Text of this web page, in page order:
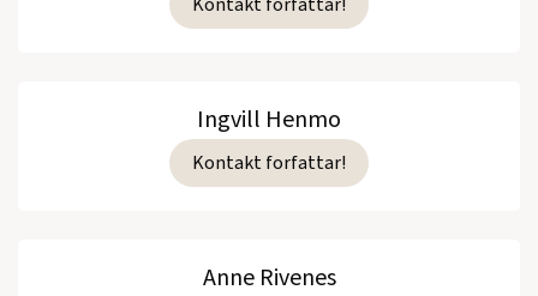
Ingvill Henmo
Kontakt forfattar!
Anne Rivenes